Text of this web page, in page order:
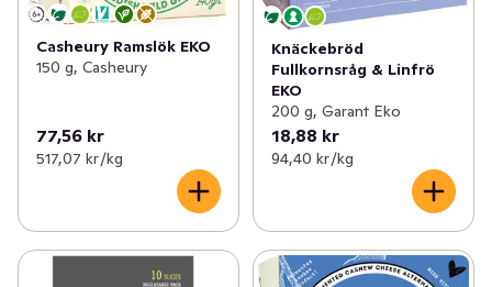
Casheury Ramslök EKO
150 g, Casheury
77,56 kr
517,07 kr /kg
Knäckebröd
Fullkornsråg & Linfrö
EKO
200 g, Garant Eko
18,88 kr
94,40 kr /kg